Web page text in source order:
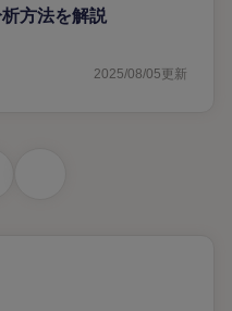
方法を解説
2025/08/05更新